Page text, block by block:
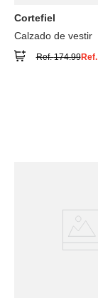
Cortefiel
Calzado de vestir
Ref.174.99Ref.